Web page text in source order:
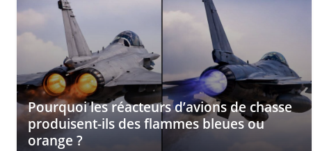
Pourquoi les réacteurs d’avions de chasse
produisent-ils des flammes bleues ou
orange ?